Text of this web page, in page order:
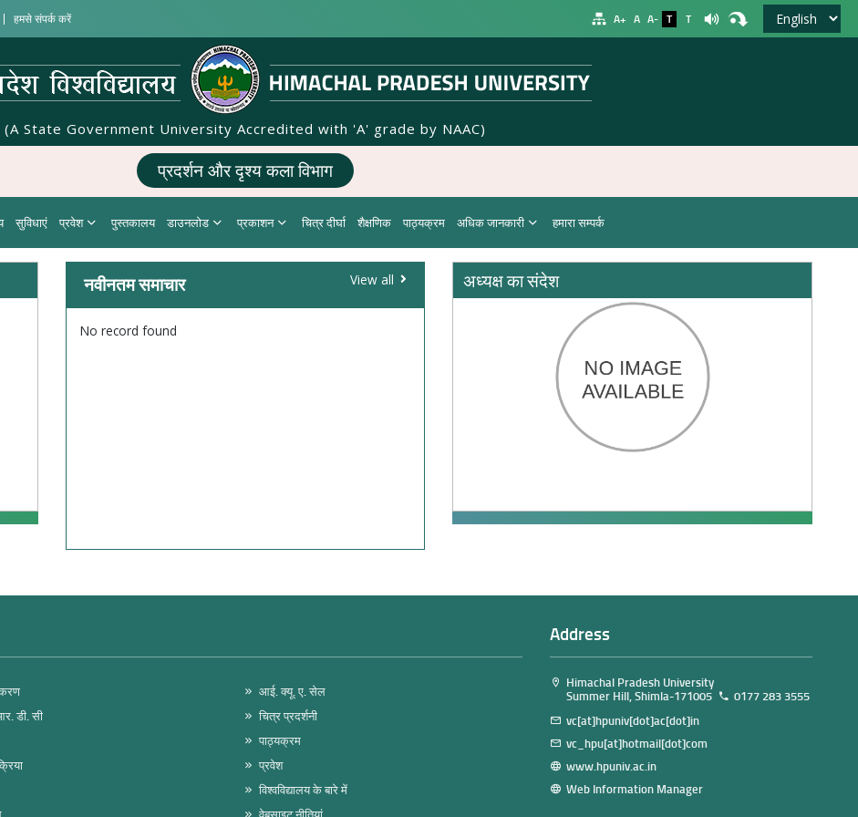
हमसे संपर्क करें A+ A A- T T
(A State Government University Accredited with 'A' grade by NAAC)
प्रदर्शन और दृश्य कला विभाग
सुविधाएं प्रवेश पुस्तकालय डाउनलोड प्रकाशन चित्र दीर्घा शैक्षणिक पाठ्यक्रम अधिक जानकारी हमारा सम्पर्क
नवीनतम समाचार View all
No record found
अध्यक्ष का संदेश
आई. क्यू. ए. सेल
डी. सी
चित्र प्रदर्शनी
पाठ्यक्रम
प्रवेश
विश्वविद्यालय के बारे में
Address
Himachal Pradesh University
Summer Hill, Shimla-171005
0177 283 3555
vc[at]hpuniv[dot]ac[dot]in
vc_hpu[at]hotmail[dot]com
www.hpuniv.ac.in
Web Information Manager